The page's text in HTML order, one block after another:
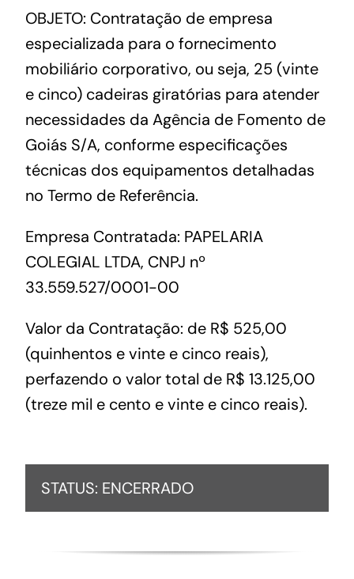
OBJETO: Contratação de empresa
especializada para o fornecimento
mobiliário corporativo, ou seja, 25 (vinte
e cinco) cadeiras giratórias para atender
necessidades da Agência de Fomento de
Goiás S/A, conforme especificações
técnicas dos equipamentos detalhadas
no Termo de Referência.
Empresa Contratada: PAPELARIA
COLEGIAL LTDA, CNPJ nº
33.559.527/0001-00
Valor da Contratação: de R$ 525,00
(quinhentos e vinte e cinco reais),
perfazendo o valor total de R$ 13.125,00
(treze mil e cento e vinte e cinco reais).
STATUS: ENCERRADO